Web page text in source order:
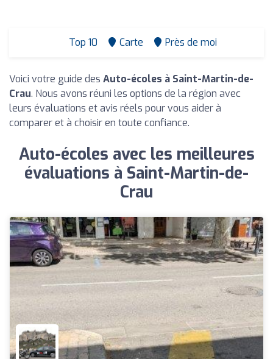
Top 10 Carte Près de moi
Voici votre guide des Auto-écoles à Saint-Martin-de-
Crau. Nous avons réuni les options de la région avec
leurs évaluations et avis réels pour vous aider à
comparer et à choisir en toute confiance.
Auto-écoles avec les meilleures
évaluations à Saint-Martin-de-
Crau